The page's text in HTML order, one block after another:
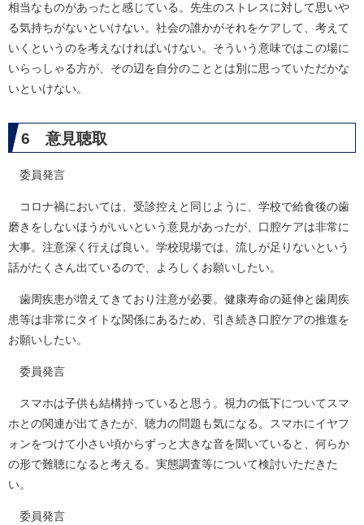
相当なものがあったと感じている。先生のストレスに対して思いや
る気持ちがないといけない。社会の誰かがそれをケアして、考えて
いくというのを考えなければいけない。そういう意味ではこの場に
いらっしゃる方が、その辺を自分のこととは別に思っていただかな
いといけない。
6 意見聴取
委員発言
コロナ禍においては、受診控えと同じように、学校で給食後の歯
磨きをしないほうがいいという意見があったが、口腔ケアは非常に
大事。注意深く行えば良い。学校現場では、流しが足りないという
話がたくさん出ているので、よろしくお願いしたい。
歯周疾患が増えてきており注意が必要。健康寿命の延伸と歯周疾
患等は非常にタイトな関係にあるため、引き続き口腔ケアの推進を
お願いしたい。
委員発言
スマホは子供も結構持っていると思う。視力の低下についてスマ
ホとの関連が出てきたが、聴力の問題も気になる。スマホにイヤフ
ォンをつけて小さい頃からずっと大きな音を聞いていると、何らか
の形で難聴になると考える。実態調査等について検討いただきた
い。
委員発言